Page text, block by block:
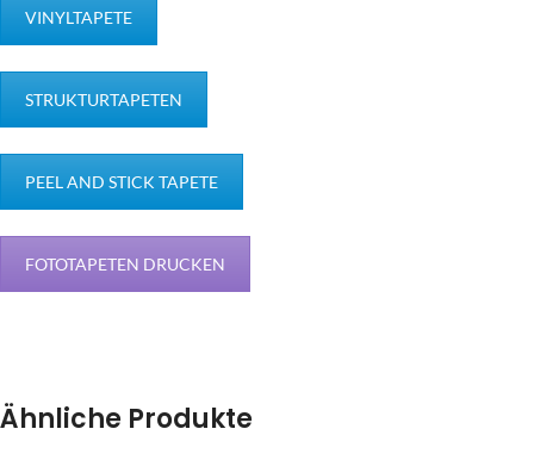
VINYLTAPETE
STRUKTURTAPETEN
PEEL AND STICK TAPETE
FOTOTAPETEN DRUCKEN
Ähnliche Produkte